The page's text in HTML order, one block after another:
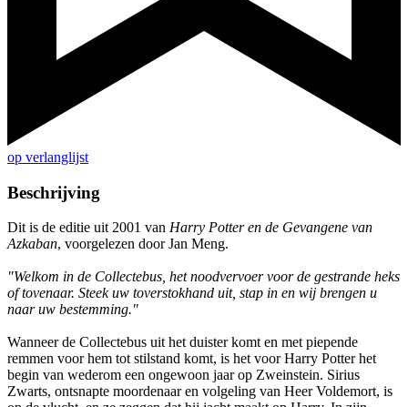
op verlanglijst
Beschrijving
Dit is de editie uit 2001 van Harry Potter en de Gevangene van
Azkaban, voorgelezen door Jan Meng.
"Welkom in de Collectebus, het noodvervoer voor de gestrande heks
of tovenaar. Steek uw toverstokhand uit, stap in en wij brengen u
naar uw bestemming."
Wanneer de Collectebus uit het duister komt en met piepende
remmen voor hem tot stilstand komt, is het voor Harry Potter het
begin van wederom een ongewoon jaar op Zweinstein. Sirius
Zwarts, ontsnapte moordenaar en volgeling van Heer Voldemort, is